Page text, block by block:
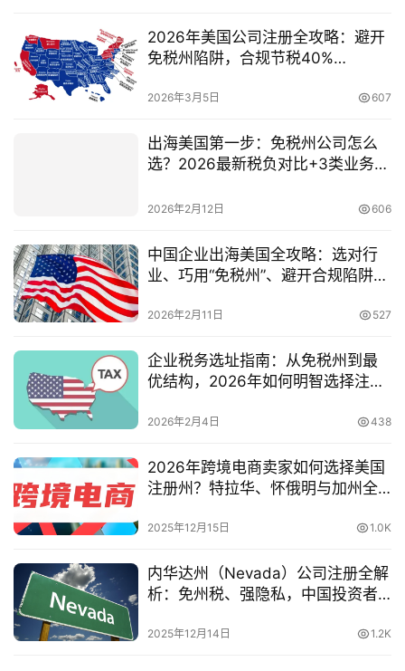
户
全
球
球
金
融
牌
照
问
区
生
态
作
伙
伴
专
注册
2026年美国公司注册全攻略：避开
免税州陷阱，合规节税40%
2026年3月5日 607
出海美国第一步：免税州公司怎么
选？2026最新税负对比+3类业务匹
2026年2月12日 606
中国企业出海美国全攻略：选对行
业、巧用“免税州”、避开合规陷阱
2026年2月11日 527
企业税务选址指南：从免税州到最
优结构，2026年如何明智选择注册
2026年2月4日 438
2026年跨境电商卖家如何选择美国
注册州？特拉华、怀俄明与加州全
2025年12月15日 1.0K
内华达州（Nevada）公司注册全解
析：免州税、强隐私，中国投资者
版）
2025年12月14日 1.2K